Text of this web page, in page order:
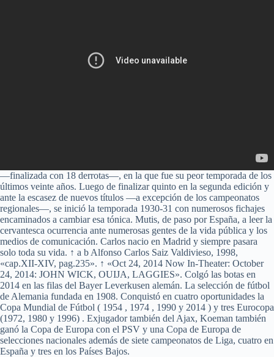
—finalizada con 18 derrotas—, en la que fue su peor temporada de los
últimos veinte años. Luego de finalizar quinto en la segunda edición y
ante la escasez de nuevos títulos —a excepción de los campeonatos
regionales—, se inició la temporada 1930-31 con numerosos fichajes
encaminados a cambiar esa tónica. Mutis, de paso por España, a leer la
cervantesca ocurrencia ante numerosas gentes de la vida pública y los
medios de comunicación. Carlos nacio en Madrid y siempre pasara
solo toda su vida. ↑ a b Alfonso Carlos Saiz Valdivieso, 1998,
«cap.XII-XIV, pag.235». ↑ «Oct 24, 2014 Now In-Theater: October
24, 2014: JOHN WICK, OUIJA, LAGGIES». Colgó las botas en
2014 en las filas del Bayer Leverkusen alemán. La selección de fútbol
de Alemania fundada en 1908. Conquistó en cuatro oportunidades la
Copa Mundial de Fútbol ( 1954 , 1974 , 1990 y 2014 ) y tres Eurocopa
(1972, 1980 y 1996) . Exjugador también del Ajax, Koeman también
ganó la Copa de Europa con el PSV y una Copa de Europa de
selecciones nacionales además de siete campeonatos de Liga, cuatro en
España y tres en los Países Bajos.